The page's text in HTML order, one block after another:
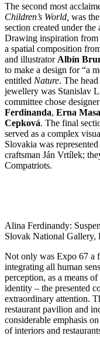
The second most
Children’s World, was
section created under
Drawing inspiration from
a spatial composition
and illustrator Albín
to make a design for “a
entitled Nature. The
jewellery was Stanislav
committee chose
Ferdinanda, Erna
Cepková. The final
served as a complex
Slovakia was
craftsman Ján Vrtílek;
Compatriots.
Alina Ferdinandy:
Slovak National Gallery,
Not only was Expo 67 a
integrating all human
perception, as a means
identity – the presented
extraordinary attention.
restaurant pavilion and
considerable emphasis
of interiors and